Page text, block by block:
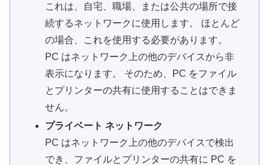
これは、自宅、職場、または公共の場所で接
続するネットワークに使用します。 ほとんど
の場合、これを使用する必要があります。
PC はネットワーク上の他のデバイスから非
表示になります。 そのため、PC をファイル
とプリンターの共有に使用することはできま
せん。
プライベート ネットワーク
PC はネットワーク上の他のデバイスで検出
でき、ファイルとプリンターの共有に PC を